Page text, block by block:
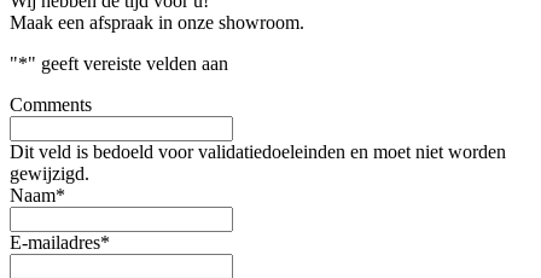
Maak een afspraak in onze showroom.
"*" geeft vereiste velden aan
Comments
Dit veld is bedoeld voor validatiedoeleinden en moet niet worden
gewijzigd.
Naam*
E-mailadres*